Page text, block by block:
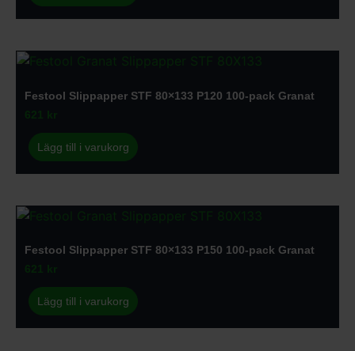
Festool Slippapper STF 80×133 P120 100-pack Granat
621 kr
Lägg till i varukorg
Festool Slippapper STF 80×133 P150 100-pack Granat
621 kr
Lägg till i varukorg